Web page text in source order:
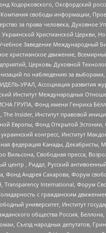
Ходорковского, Оксфордский
свободы информации,
за права человека, Духовное
Украинской Христианской Церкви,
Заведение Международный
христианское движение,
Церковь Духовной
по наблюдению за выборами,
УРАЛ, Ассоциация развития
Институт Международных
ГРУПА, Фонд имени Генриха
The Insider, Институт правовой
Европы, Фонд Открытой Эстонии,
конгресс, Институт
федерация Канады, Декабристы,
Вильсона, Свободная пресса,
центр , Риддл, Русский
Фонд Андрея Сахарова, Форум
Transparеncy International, Форум
с гражданским
университет, Институт
общества Россия,
Съезд народных депутатов,